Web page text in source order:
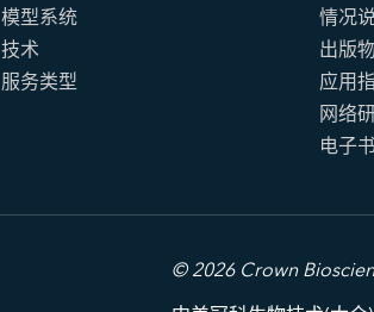
模型系统
技术
服务类型
情况
出版
应用
网络
电子书
© 2026 Crown